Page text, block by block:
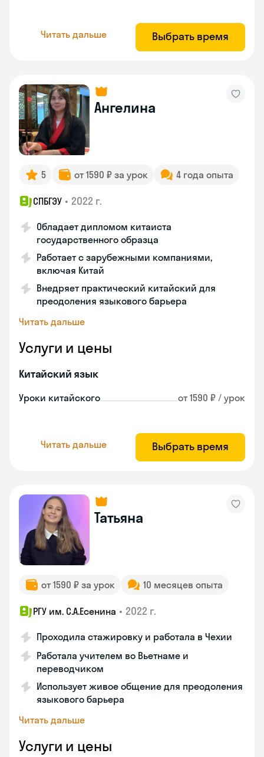
Читать дальше Выбрать время
Ангелина
5 от 1590 ₽ за урок 4 года опыта
СПБГЭУ • 2022 г.
Обладает дипломом китаиста
государственного образца
Работает с зарубежными компаниями,
включая Китай
Внедряет практический китайский для
преодоления языкового барьера
Читать дальше
Услуги и цены
Китайский язык
Уроки китайского от 1590 ₽ / урок
Читать дальше Выбрать время
Татьяна
от 1590 ₽ за урок 10 месяцев опыта
РГУ им. С.А.Есенина • 2022 г.
Проходила стажировку и работала в Чехии
Работала учителем во Вьетнаме и
переводчиком
Использует живое общение для преодоления
языкового барьера
Читать дальше
Услуги и цены